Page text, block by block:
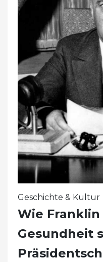
Geschichte & Kultur
Wie Franklin
Gesundheit